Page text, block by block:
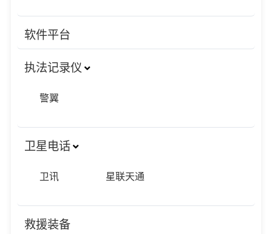
软件平台
执法记录仪
警翼
卫星电话
卫讯 星联天通
救援装备